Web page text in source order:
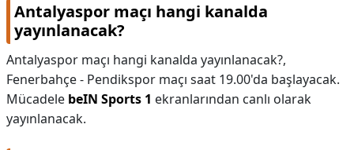
Antalyaspor maçı hangi kanalda
yayınlanacak?
Antalyaspor maçı hangi kanalda yayınlanacak?,
Fenerbahçe - Pendikspor maçı saat 19.00'da başlayacak.
Mücadele beIN Sports 1 ekranlarından canlı olarak
yayınlanacak.